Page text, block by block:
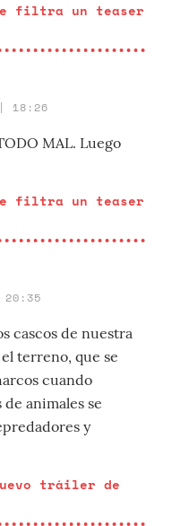
filtra un teaser
| 18:26
MAL. Luego
filtra un teaser
20:35
cascos de nuestra
terreno, que se
cuando
animales se
y
tráiler de